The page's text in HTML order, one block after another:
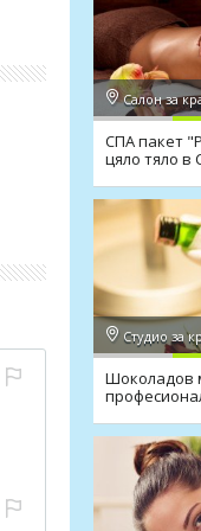
–
СПА пакет
цяло тяло в
Шоколадов